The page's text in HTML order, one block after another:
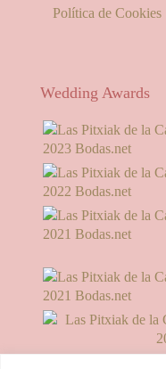
Política de Cookies
Wedding Awards